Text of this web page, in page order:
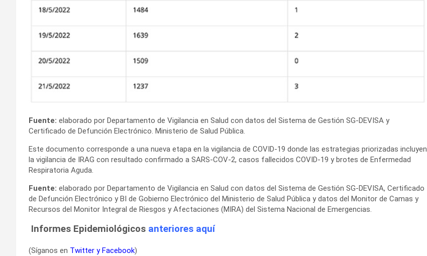
Fuente: elaborado por Departamento de Vigilancia en Salud con datos del Sistema de Gestión SG-DEVISA y
Certificado de Defunción Electrónico. Ministerio de Salud Pública.
Este documento corresponde a una nueva etapa en la vigilancia de COVID-19 donde las estrategias priorizadas incluyen
la vigilancia de IRAG con resultado confirmado a SARS-COV-2, casos fallecidos COVID-19 y brotes de Enfermedad
Respiratoria Aguda.
Fuente: elaborado por Departamento de Vigilancia en Salud con datos del Sistema de Gestión SG-DEVISA, Certificado
de Defunción Electrónico y BI de Gobierno Electrónico del Ministerio de Salud Pública y datos del Monitor de Camas y
Recursos del Monitor Integral de Riesgos y Afectaciones (MIRA) del Sistema Nacional de Emergencias.
Informes Epidemiológicos anteriores aquí
(Síganos en Twitter y Facebook)